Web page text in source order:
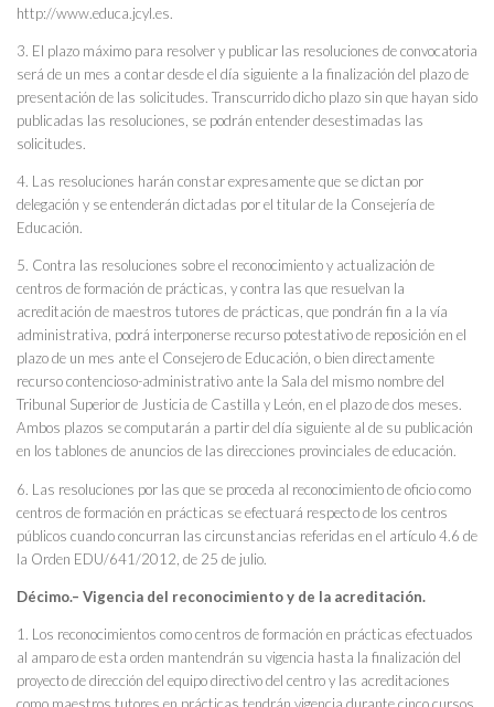
http://www.educa.jcyl.es.
3. El plazo máximo para resolver y publicar las resoluciones de convocatoria
será de un mes a contar desde el día siguiente a la finalización del plazo de
presentación de las solicitudes. Transcurrido dicho plazo sin que hayan sido
publicadas las resoluciones, se podrán entender desestimadas las
solicitudes.
4. Las resoluciones harán constar expresamente que se dictan por
delegación y se entenderán dictadas por el titular de la Consejería de
Educación.
5. Contra las resoluciones sobre el reconocimiento y actualización de
centros de formación de prácticas, y contra las que resuelvan la
acreditación de maestros tutores de prácticas, que pondrán fin a la vía
administrativa, podrá interponerse recurso potestativo de reposición en el
plazo de un mes ante el Consejero de Educación, o bien directamente
recurso contencioso-administrativo ante la Sala del mismo nombre del
Tribunal Superior de Justicia de Castilla y León, en el plazo de dos meses.
Ambos plazos se computarán a partir del día siguiente al de su publicación
en los tablones de anuncios de las direcciones provinciales de educación.
6. Las resoluciones por las que se proceda al reconocimiento de oficio como
centros de formación en prácticas se efectuará respecto de los centros
públicos cuando concurran las circunstancias referidas en el artículo 4.6 de
la Orden EDU/641/2012, de 25 de julio.
Décimo.– Vigencia del reconocimiento y de la acreditación.
1. Los reconocimientos como centros de formación en prácticas efectuados
al amparo de esta orden mantendrán su vigencia hasta la finalización del
proyecto de dirección del equipo directivo del centro y las acreditaciones